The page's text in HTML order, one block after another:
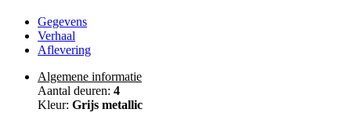
Gegevens
Verhaal
Aflevering
Algemene informatie
Aantal deuren: 4
Kleur: Grijs metallic